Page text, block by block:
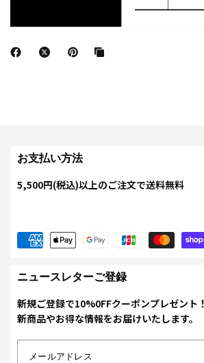
お支払い方法
5,500円(税込)以上のご注文で送料無料
ニュースレターご登録
新規ご登録で10%0FFクーポンプレゼント！
新商品やお得な情報をお届けいたします。
メールアドレス